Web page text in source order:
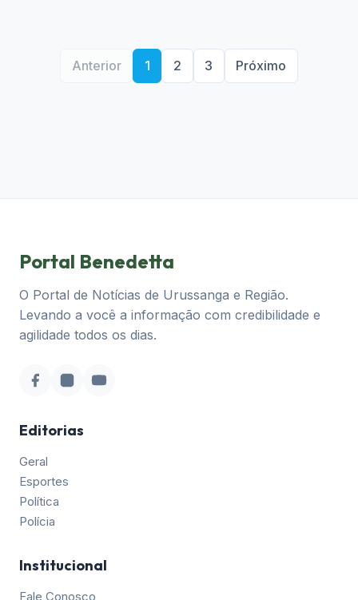
Anterior 1 2 3 Próximo
Portal Benedetta
O Portal de Notícias de Urussanga e Região.
Levando a você a informação com credibilidade e
agilidade todos os dias.
Editorias
Geral
Esportes
Política
Polícia
Institucional
Fale Conosco